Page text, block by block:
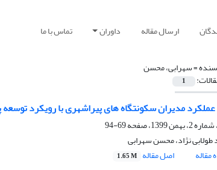
ارسال مقاله داوران تماس با ما
=سهرابی، محسن
1
مدیران سکونتگاه های پیراشهری با رویکرد
69-94
نژاد، محسن سهرابی
اصل مقاله 1.65 M